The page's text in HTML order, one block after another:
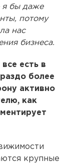
я бы даже
потому
нас
бизнеса.
есть в
более
активно
как
крупные